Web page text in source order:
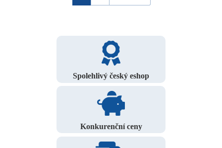
Spolehlivý český eshop
Konkurenční ceny